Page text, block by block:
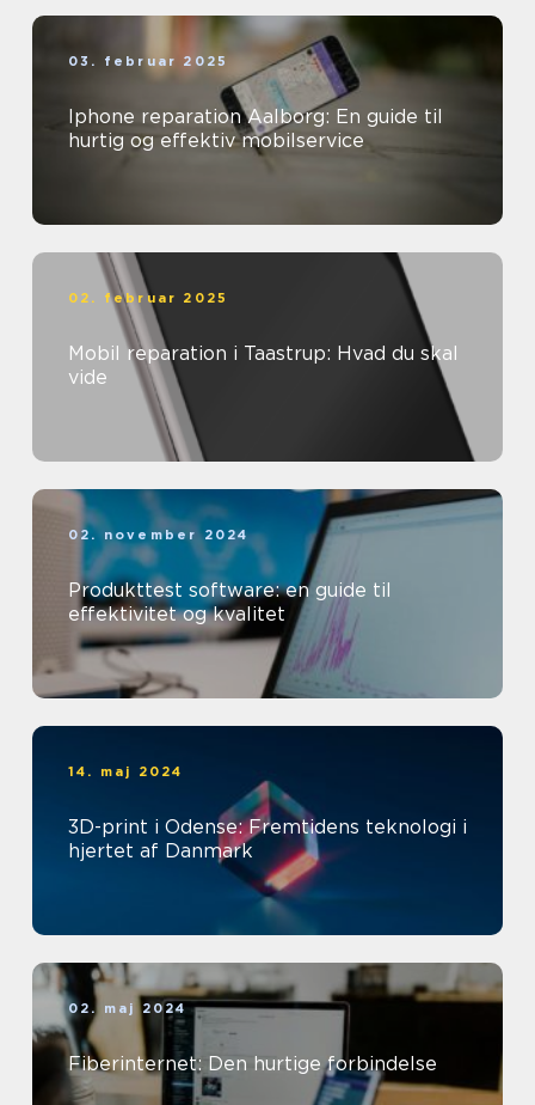
03. februar 2025
Iphone reparation Aalborg: En guide til
hurtig og effektiv mobilservice
02. februar 2025
Mobil reparation i Taastrup: Hvad du skal
vide
02. november 2024
Produkttest software: en guide til
effektivitet og kvalitet
14. maj 2024
3D-print i Odense: Fremtidens teknologi i
hjertet af Danmark
02. maj 2024
Fiberinternet: Den hurtige forbindelse